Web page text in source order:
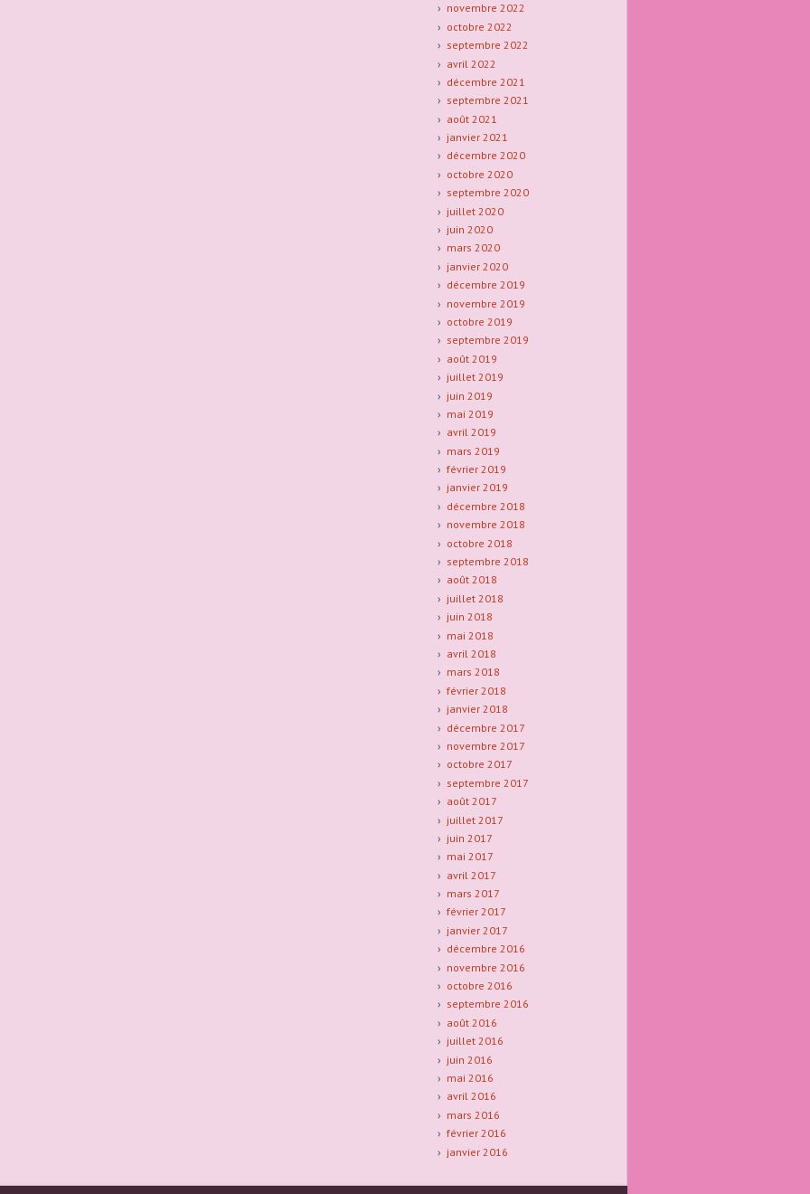
novembre 2022
octobre 2022
septembre 2022
avril 2022
décembre 2021
septembre 2021
août 2021
janvier 2021
décembre 2020
octobre 2020
septembre 2020
juillet 2020
juin 2020
mars 2020
janvier 2020
décembre 2019
novembre 2019
octobre 2019
septembre 2019
août 2019
juillet 2019
juin 2019
mai 2019
avril 2019
mars 2019
février 2019
janvier 2019
décembre 2018
novembre 2018
octobre 2018
septembre 2018
août 2018
juillet 2018
juin 2018
mai 2018
avril 2018
mars 2018
février 2018
janvier 2018
décembre 2017
novembre 2017
octobre 2017
septembre 2017
août 2017
juillet 2017
juin 2017
mai 2017
avril 2017
mars 2017
février 2017
janvier 2017
décembre 2016
novembre 2016
octobre 2016
septembre 2016
août 2016
juillet 2016
juin 2016
mai 2016
avril 2016
mars 2016
février 2016
janvier 2016